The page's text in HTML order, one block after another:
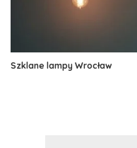
Szklane lampy Wrocław